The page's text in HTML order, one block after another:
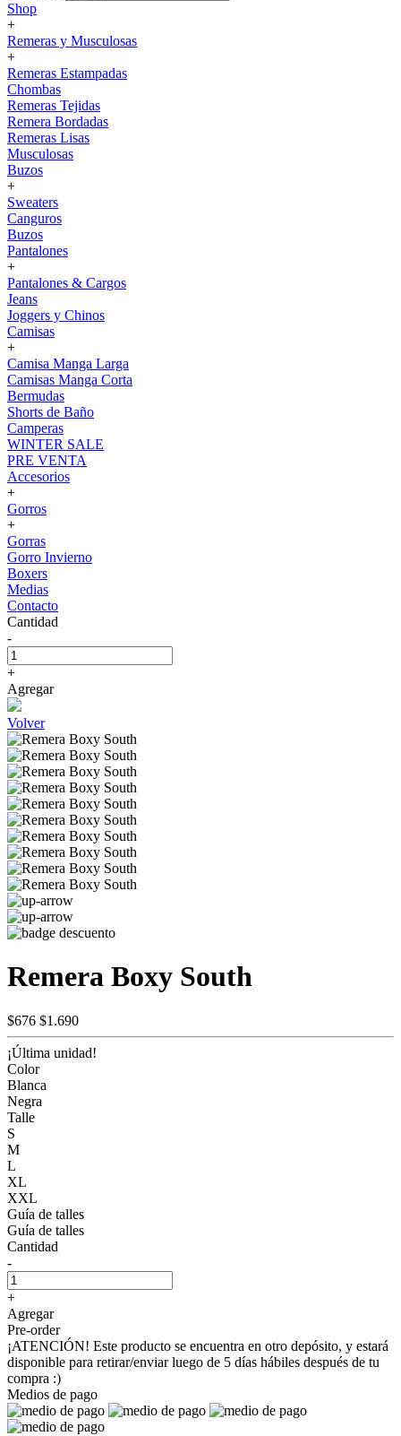
Shop
+
Remeras y Musculosas
+
Remeras Estampadas
Chombas
Remeras Tejidas
Remera Bordadas
Remeras Lisas
Musculosas
Buzos
+
Sweaters
Canguros
Buzos
Pantalones
+
Pantalones & Cargos
Jeans
Joggers y Chinos
Camisas
+
Camisa Manga Larga
Camisas Manga Corta
Bermudas
Shorts de Baño
Camperas
WINTER SALE
PRE VENTA
Accesorios
+
Gorros
+
Gorras
Gorro Invierno
Boxers
Medias
Contacto
Cantidad
-
+
Agregar
Volver
Remera Boxy South
$676 $1.690
¡Última unidad!
Color
Blanca
Negra
Talle
S
M
L
XL
XXL
Guía de talles
Guía de talles
Cantidad
-
+
Agregar
Pre-order
¡ATENCIÓN! Este producto se encuentra en otro depósito, y estará
disponible para retirar/enviar luego de 5 días hábiles después de tu
compra :)
Medios de pago